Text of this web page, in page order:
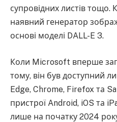
супровідних листів тощо.
наявний генератор
основі моделі DALL-E 3.
Коли Microsoft вперше
тому, він був доступний
Edge, Chrome, Firefox та
пристрої Android, iOS та
лише на початку 2024